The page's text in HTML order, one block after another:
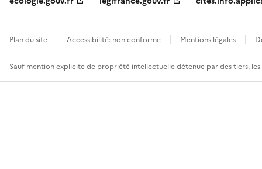
Plan du site Accessibilité: non conforme Mentions légales
Sauf mention explicite de propriété intellectuelle détenue par des tiers,